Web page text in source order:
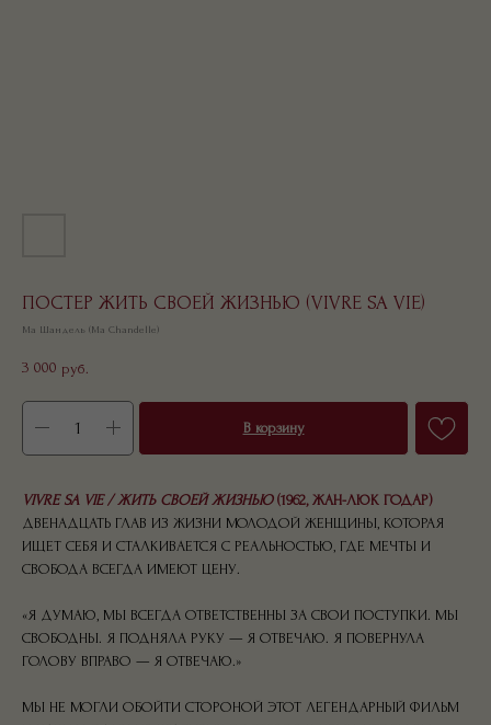
ПОСТЕР ЖИТЬ СВОЕЙ ЖИЗНЬЮ (VIVRE SA VIE)
Ма Шандель (Ma Chandelle)
3 000 руб.
В корзину
VIVRE SA VIE / ЖИТЬ СВОЕЙ ЖИЗНЬЮ(1962, ЖАН-ЛЮК ГОДАР)
ДВЕНАДЦАТЬ ГЛАВ ИЗ ЖИЗНИ МОЛОДОЙ ЖЕНЩИНЫ, КОТОРАЯ
ИЩЕТ СЕБЯ И СТАЛКИВАЕТСЯ С РЕАЛЬНОСТЬЮ, ГДЕ МЕЧТЫ И
СВОБОДА ВСЕГДА ИМЕЮТ ЦЕНУ.
«Я ДУМАЮ, МЫ ВСЕГДА ОТВЕТСТВЕННЫ ЗА СВОИ ПОСТУПКИ. МЫ
СВОБОДНЫ. Я ПОДНЯЛА РУКУ — Я ОТВЕЧАЮ. Я ПОВЕРНУЛА
ГОЛОВУ ВПРАВО — Я ОТВЕЧАЮ.»
МЫ НЕ МОГЛИ ОБОЙТИ СТОРОНОЙ ЭТОТ ЛЕГЕНДАРНЫЙ ФИЛЬМ